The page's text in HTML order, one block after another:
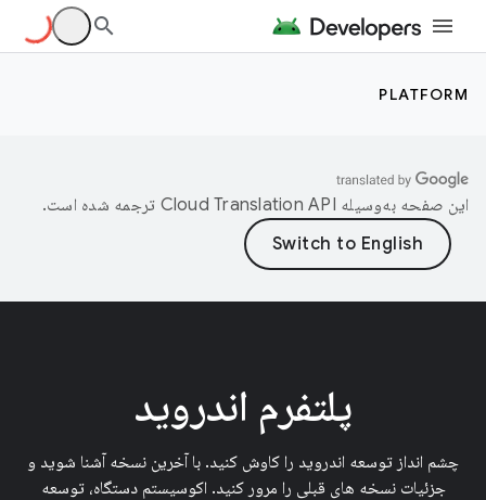
PLATFORM
این صفحه به‌وسیله ترجمه شده است.
پلتفرم اندروید
چشم انداز توسعه اندروید را کاوش کنید. با آخرین نسخه آشنا شوید و
جزئیات نسخه های قبلی را مرور کنید. اکوسیستم دستگاه، توسعه